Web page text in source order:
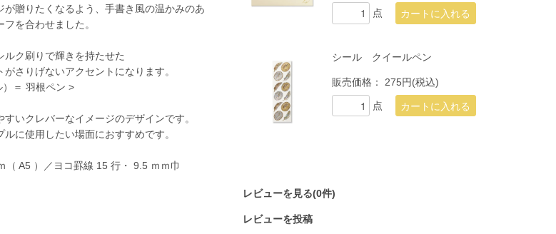
が贈りたくなるよう、手書き風の温かみのあ
を合わせました。
ルク刷りで輝きを持たせた
さりげないアクセントになります。
＝ 羽根ペン >
いクレバーなイメージのデザインです。
に使用したい場面におすすめです。
（ A5 ）／ヨコ罫線 15 行・ 9.5 ｍｍ巾
点
シール クイールペン
販売価格： 275円(税込)
点
レビューを見る(0件)
レビューを投稿